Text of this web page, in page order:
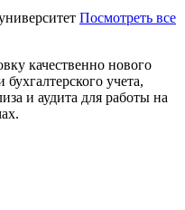
Посмотреть все
качественно нового
учета,
и аудита для работы на